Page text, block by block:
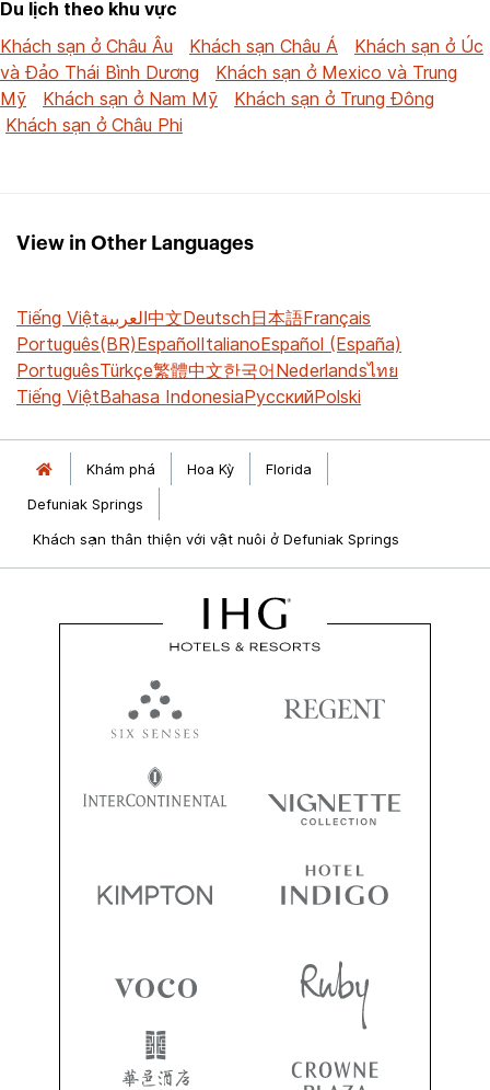
Du lịch theo khu vực
Khách sạn ở Châu Âu
Khách sạn Châu Á
Khách sạn ở Úc
và Đảo Thái Bình Dương
Khách sạn ở Mexico và Trung
Mỹ
Khách sạn ở Nam Mỹ
Khách sạn ở Trung Đông
Khách sạn ở Châu Phi
View in Other Languages
Tiếng Việtالعربية中文Deutsch日本語Français
Português(BR)EspañolItalianoEspañol (España)
PortuguêsTürkçe繁體中文한국어Nederlandsไทย
Tiếng ViệtBahasa IndonesiaРусскийPolski
Khám phá Hoa Kỳ
Florida
Defuniak Springs
Khách sạn thân thiện với vật nuôi ở Defuniak Springs